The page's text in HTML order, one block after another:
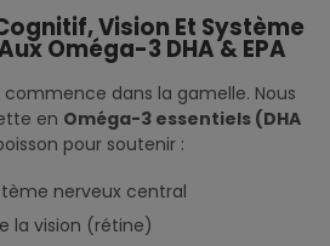
Vision Et Système
Oméga-3 DHA & EPA
dans la gamelle. Nous
en Oméga-3 essentiels (DHA
pour soutenir :
nerveux central
la vision (rétine)